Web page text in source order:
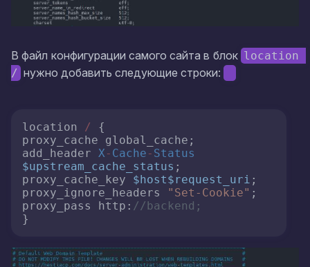
В файл конфигурации самого сайта в блок location
/ нужно добавить следующие строки:
location /
{
proxy_cache global_cache;
add_header X - Cache - Status
$upstream_cache_status ;
proxy_cache_key $host$request_uri ;
proxy_ignore_headers
"Set-Cookie" ;
proxy_pass http: //backend;
}